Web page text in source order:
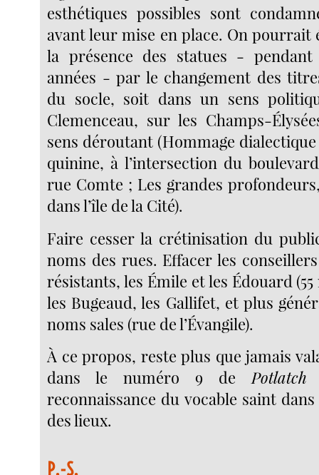
esthétiques possibles sont
avant leur mise en place. On
la présence des statues -
années - par le changement des
du socle, soit dans un sens
Clemenceau, sur les Champs-
sens déroutant (Hommage
quinine, à l’intersection du
rue Comte ; Les grandes
dans l’île de la Cité).
Faire cesser la crétinisation du
noms des rues. Effacer les
résistants, les Émile et les Édouard
les Bugeaud, les Gallifet, et plus
noms sales (rue de l’Évangile).
À ce propos, reste plus que jamais
dans le numéro 9 dePotlatch
reconnaissance du vocable saint
des lieux.
P.-S.